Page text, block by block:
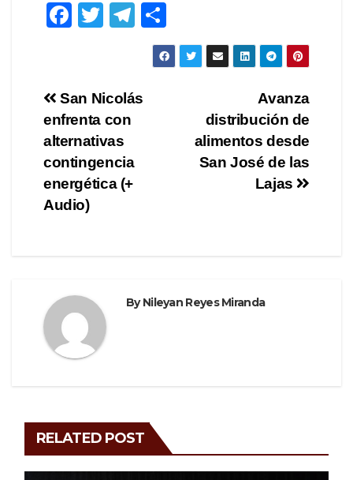
F
e
b
o
o
k
T
er
T
el
gr
h
ar
Post
navigation
Avanza
distribución de
alimentos desde
San José de las
Lajas
San Nicolás
enfrenta con
alternativas
contingencia
energética (+
Audio)
ByNileyan Reyes Miranda
RELATED POST